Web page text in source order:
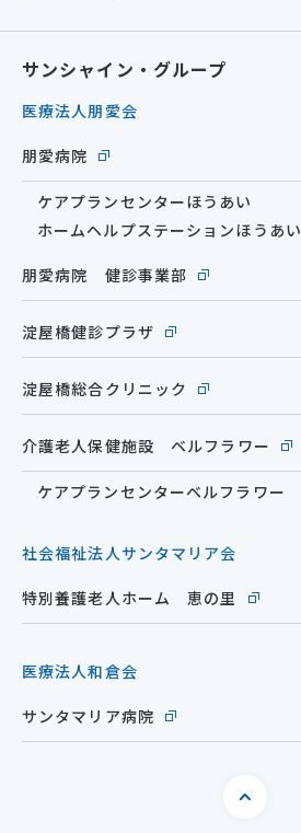
サンシャイン・グループ
医療法人朋愛会
朋愛病院
ケアプランセンターほうあい
ホームヘルプステーションほうあい
朋愛病院 健診事業部
淀屋橋健診プラザ
淀屋橋総合クリニック
介護老人保健施設 ベルフラワー
ケアプランセンターベルフラワー
社会福祉法人サンタマリア会
特別養護老人ホーム 恵の里
医療法人和倉会
サンタマリア病院